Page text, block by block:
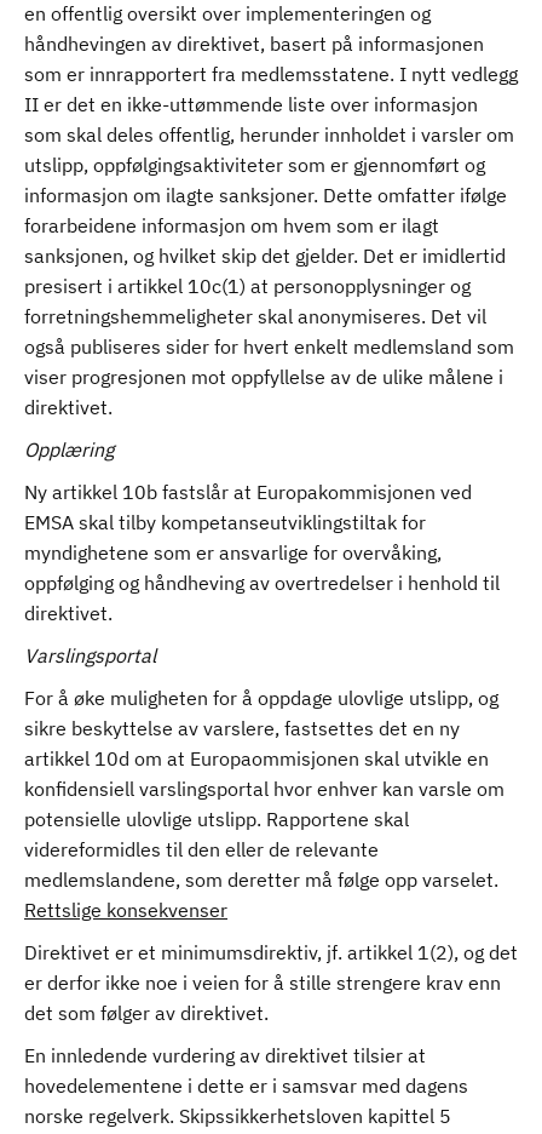
en offentlig oversikt over implementeringen og
håndhevingen av direktivet, basert på informasjonen
som er innrapportert fra medlemsstatene. I nytt vedlegg
II er det en ikke-uttømmende liste over informasjon
som skal deles offentlig, herunder innholdet i varsler om
utslipp, oppfølgingsaktiviteter som er gjennomført og
informasjon om ilagte sanksjoner. Dette omfatter ifølge
forarbeidene informasjon om hvem som er ilagt
sanksjonen, og hvilket skip det gjelder. Det er imidlertid
presisert i artikkel 10c(1) at personopplysninger og
forretningshemmeligheter skal anonymiseres. Det vil
også publiseres sider for hvert enkelt medlemsland som
viser progresjonen mot oppfyllelse av de ulike målene i
direktivet.
Opplæring
Ny artikkel 10b fastslår at Europakommisjonen ved
EMSA skal tilby kompetanseutviklingstiltak for
myndighetene som er ansvarlige for overvåking,
oppfølging og håndheving av overtredelser i henhold til
direktivet.
Varslingsportal
For å øke muligheten for å oppdage ulovlige utslipp, og
sikre beskyttelse av varslere, fastsettes det en ny
artikkel 10d om at Europaommisjonen skal utvikle en
konfidensiell varslingsportal hvor enhver kan varsle om
potensielle ulovlige utslipp. Rapportene skal
videreformidles til den eller de relevante
medlemslandene, som deretter må følge opp varselet.
Rettslige konsekvenser
Direktivet er et minimumsdirektiv, jf. artikkel 1(2), og det
er derfor ikke noe i veien for å stille strengere krav enn
det som følger av direktivet.
En innledende vurdering av direktivet tilsier at
hovedelementene i dette er i samsvar med dagens
norske regelverk. Skipssikkerhetsloven kapittel 5